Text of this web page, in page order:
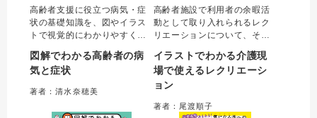
高齢者支援に役立つ病気・症
状の基礎知識を、図やイラス
トで視覚的にわかりやすく解
者の体調変化に気づくための
観察やケアのポイント、多職
種連携まで網羅的にまとめ
た。介護職やケアマネジャー
などの専門職をはじめ、介
図解でわかる高齢者の病
気と症状
著者：清水奈穂美
高齢者施設で利用者の余暇活
動として取り入れられるレク
リエーションについて、その
をもつ介護職は多く存在す
る。本書はこのような介護職
に向け、レクリエーションに
めの考え方、実際に活用でき
イラストでわかる介護現
場で使えるレクリエーシ
ョン
著者：尾渡順子